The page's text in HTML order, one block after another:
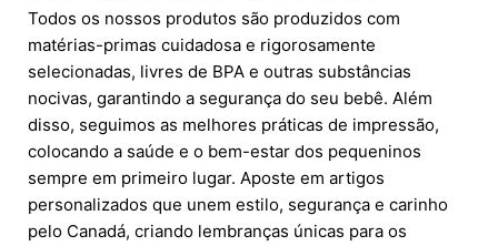
Todos os nossos produtos são produzidos com
matérias-primas cuidadosa e rigorosamente
selecionadas, livres de BPA e outras substâncias
nocivas, garantindo a segurança do seu bebê. Além
disso, seguimos as melhores práticas de impressão,
colocando a saúde e o bem-estar dos pequeninos
sempre em primeiro lugar. Aposte em artigos
personalizados que unem estilo, segurança e carinho
pelo Canadá, criando lembranças únicas para os